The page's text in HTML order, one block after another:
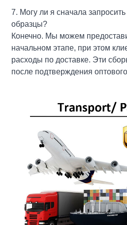
7. Могу ли я сначала
образцы?
Конечно. Мы можем
начальном этапе, при этом
расходы по доставке. Эти
после подтверждения